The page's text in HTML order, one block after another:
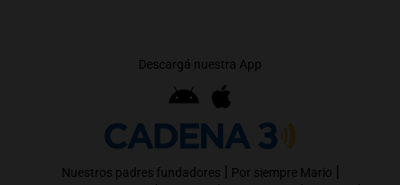
Descargá nuestra App
Nuestros padres fundadores | Por siempre Mario |